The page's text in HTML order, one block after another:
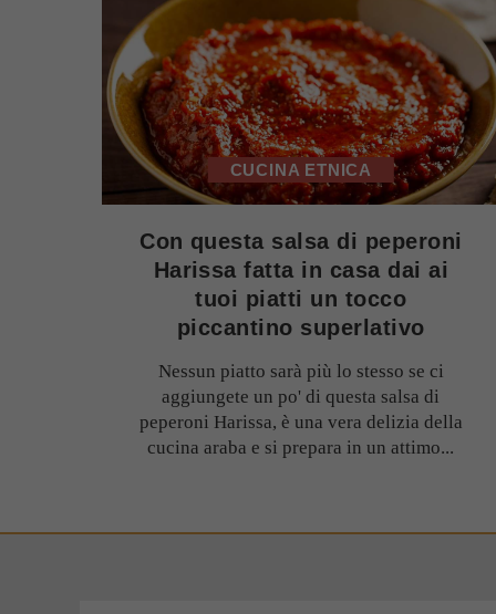
CUCINA ETNICA
Con questa salsa di peperoni
Harissa fatta in casa dai ai
tuoi piatti un tocco
piccantino superlativo
Nessun piatto sarà più lo stesso se ci
aggiungete un po' di questa salsa di
peperoni Harissa, è una vera delizia della
cucina araba e si prepara in un attimo...